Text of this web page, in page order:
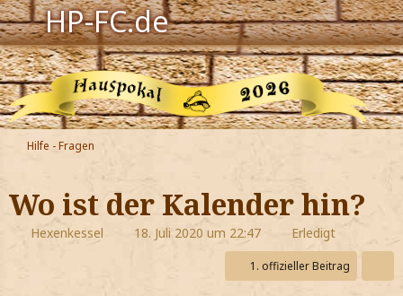
HP-FC.de
Navigation
Harry Potter
Der HP-FC
Hogwarts
Zauberwelt
Hilfe - Fragen
Wo ist der Kalender hin?
Hexenkessel 18. Juli 2020 um 22:47 Erledigt
1. offizieller Beitrag